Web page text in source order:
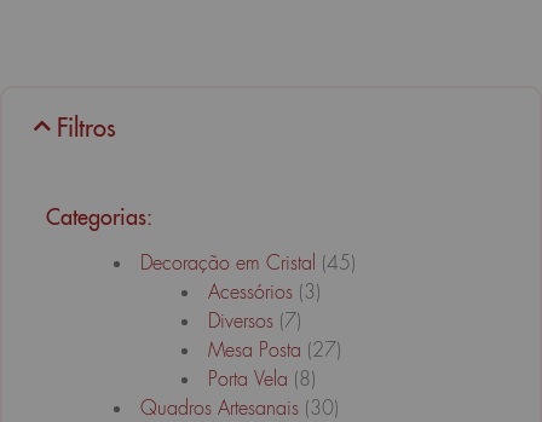
Filtros
Categorias:
Decoração em Cristal (45)
Acessórios (3)
Diversos (7)
Mesa Posta (27)
Porta Vela (8)
Quadros Artesanais (30)